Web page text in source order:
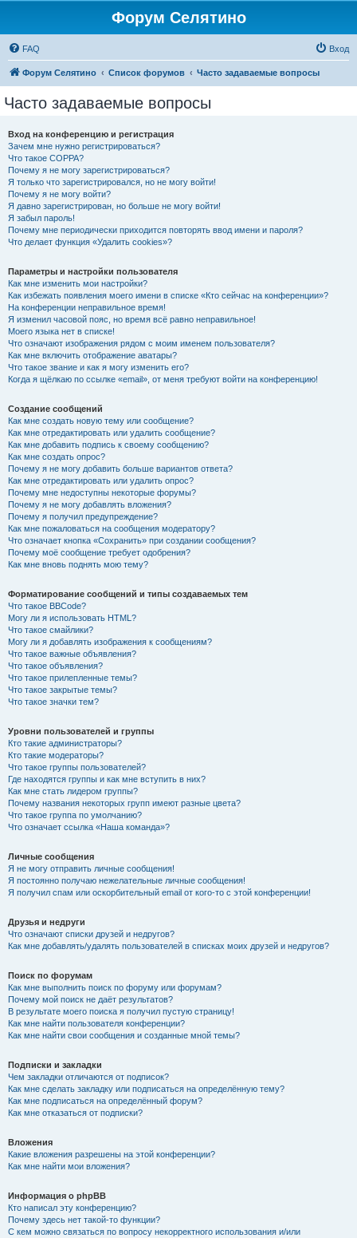
Форум Селятино
FAQ Вход
Форум Селятино Список форумов Часто задаваемые вопросы
Часто задаваемые вопросы
Вход на конференцию и регистрация
Зачем мне нужно регистрироваться?
Что такое COPPA?
Почему я не могу зарегистрироваться?
Я только что зарегистрировался, но не могу войти!
Почему я не могу войти?
Я давно зарегистрирован, но больше не могу войти!
Я забыл пароль!
Почему мне периодически приходится повторять ввод имени и пароля?
Что делает функция «Удалить cookies»?
Параметры и настройки пользователя
Как мне изменить мои настройки?
Как избежать появления моего имени в списке «Кто сейчас на конференции»?
На конференции неправильное время!
Я изменил часовой пояс, но время всё равно неправильное!
Моего языка нет в списке!
Что означают изображения рядом с моим именем пользователя?
Как мне включить отображение аватары?
Что такое звание и как я могу изменить его?
Когда я щёлкаю по ссылке «email», от меня требуют войти на конференцию!
Создание сообщений
Как мне создать новую тему или сообщение?
Как мне отредактировать или удалить сообщение?
Как мне добавить подпись к своему сообщению?
Как мне создать опрос?
Почему я не могу добавить больше вариантов ответа?
Как мне отредактировать или удалить опрос?
Почему мне недоступны некоторые форумы?
Почему я не могу добавлять вложения?
Почему я получил предупреждение?
Как мне пожаловаться на сообщения модератору?
Что означает кнопка «Сохранить» при создании сообщения?
Почему моё сообщение требует одобрения?
Как мне вновь поднять мою тему?
Форматирование сообщений и типы создаваемых тем
Что такое BBCode?
Могу ли я использовать HTML?
Что такое смайлики?
Могу ли я добавлять изображения к сообщениям?
Что такое важные объявления?
Что такое объявления?
Что такое прилепленные темы?
Что такое закрытые темы?
Что такое значки тем?
Уровни пользователей и группы
Кто такие администраторы?
Кто такие модераторы?
Что такое группы пользователей?
Где находятся группы и как мне вступить в них?
Как мне стать лидером группы?
Почему названия некоторых групп имеют разные цвета?
Что такое группа по умолчанию?
Что означает ссылка «Наша команда»?
Личные сообщения
Я не могу отправить личные сообщения!
Я постоянно получаю нежелательные личные сообщения!
Я получил спам или оскорбительный email от кого-то с этой конференции!
Друзья и недруги
Что означают списки друзей и недругов?
Как мне добавлять/удалять пользователей в списках моих друзей и недругов?
Поиск по форумам
Как мне выполнить поиск по форуму или форумам?
Почему мой поиск не даёт результатов?
В результате моего поиска я получил пустую страницу!
Как мне найти пользователя конференции?
Как мне найти свои сообщения и созданные мной темы?
Подписки и закладки
Чем закладки отличаются от подписок?
Как мне сделать закладку или подписаться на определённую тему?
Как мне подписаться на определённый форум?
Как мне отказаться от подписки?
Вложения
Какие вложения разрешены на этой конференции?
Как мне найти мои вложения?
Информация о phpBB
Кто написал эту конференцию?
Почему здесь нет такой-то функции?
С кем можно связаться по вопросу некорректного использования и/или